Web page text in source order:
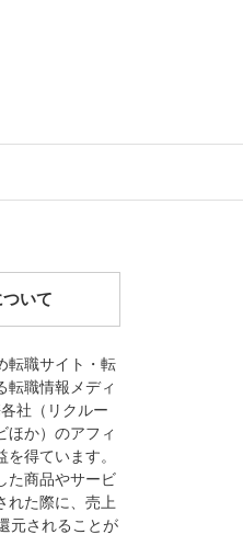
いて
転職サイト・転
転職情報メディ
社（リクルー
ほか）のアフィ
得ています。
た商品やサービ
れた際に、売上
元されることが